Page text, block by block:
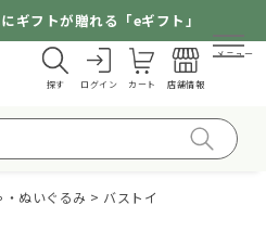
ギフトが贈れる「eギフト」
探す ログイン カート 店舗情報
メニュー
・ぬいぐるみ バストイ